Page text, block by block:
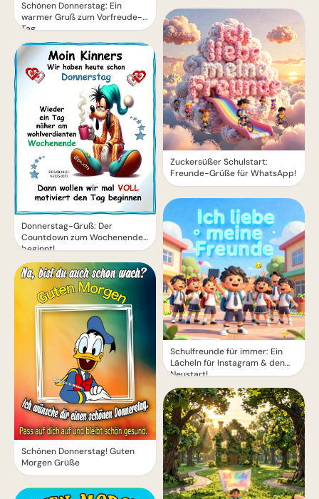
Schönen Donnerstag: Ein
warmer Gruß zum Vorfreude-
Tag
Donnerstag-Gruß: Der
Countdown zum Wochenende
beginnt!
Schönen Donnerstag! Guten
Morgen Grüße
Zuckersüßer Schulstart:
Freunde-Grüße für WhatsApp!
Schulfreunde für immer: Ein
Lächeln für Instagram & den
Neustart!